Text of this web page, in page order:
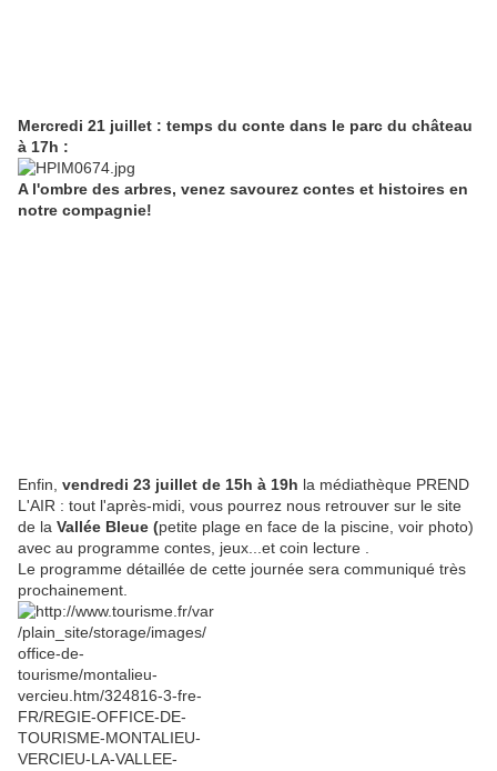
Mercredi 21 juillet : temps du conte dans le parc du château
à 17h :
A l'ombre des arbres, venez savourez contes et histoires en
notre compagnie!
Enfin, vendredi 23 juillet de 15h à 19h la médiathèque PREND
L'AIR : tout l'après-midi, vous pourrez nous retrouver sur le site
de la Vallée Bleue (petite plage en face de la piscine, voir photo)
avec au programme contes, jeux...et coin lecture .
Le programme détaillée de cette journée sera communiqué très
prochainement.